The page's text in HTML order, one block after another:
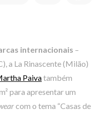
internacionais –
a La Rinascente (Milão)
Paivatambém
para apresentar um
com o tema “Casas de